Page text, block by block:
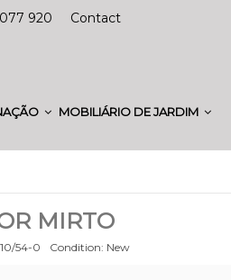
920 Contact
MOBILIÁRIO DE JARDIM
MIRTO
54-0 Condition: New